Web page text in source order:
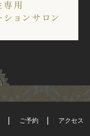
ご予約 アクセス